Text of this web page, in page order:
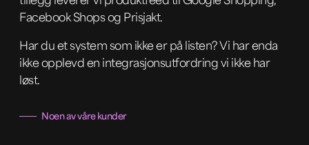
Facebook Shops og Prisjakt.
Har du et system som ikke er på listen? Vi har enda
ikke opplevd en integrasjonsutfordring vi ikke har
løst.
Noen av våre kunder